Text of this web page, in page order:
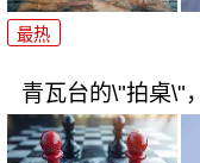
最热
青瓦台的\"拍桌\"